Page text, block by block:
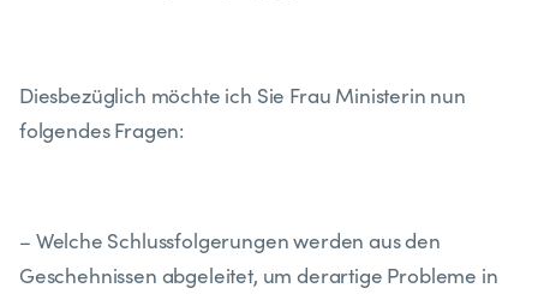
Diesbezüglich möchte ich Sie Frau Ministerin nun
folgendes Fragen:
– Welche Schlussfolgerungen werden aus den
Geschehnissen abgeleitet, um derartige Probleme in